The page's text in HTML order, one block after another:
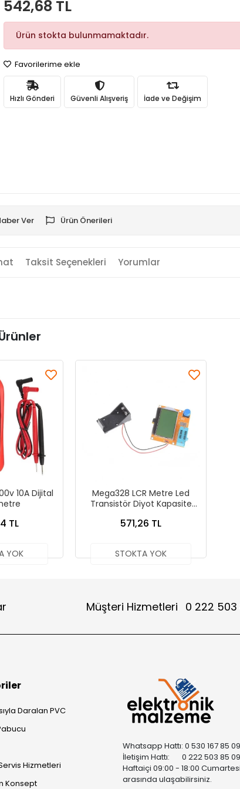
542,68 TL
Ürün stokta bulunmamaktadır.
Favorilerime ekle
Hızlı Gönderi Güvenli Alışveriş İade ve Değişim
Ver Ürün Önerileri
Taksit Seçenekleri Yorumlar
10A Dijital
TL
YOK
Mega328 LCR Metre Led
Transistör Diyot Kapasite
571,26 TL
STOKTA YOK
Müşteri Hizmetleri 0 222
Daralan PVC
Hizmetleri
Konsept
Whatsapp Hattı: 0 530 167 85 09
İletişim Hattı: 0 222 503 85 09
Haftaiçi 09:00 - 18:00
arasında ulaşabilirsiniz.